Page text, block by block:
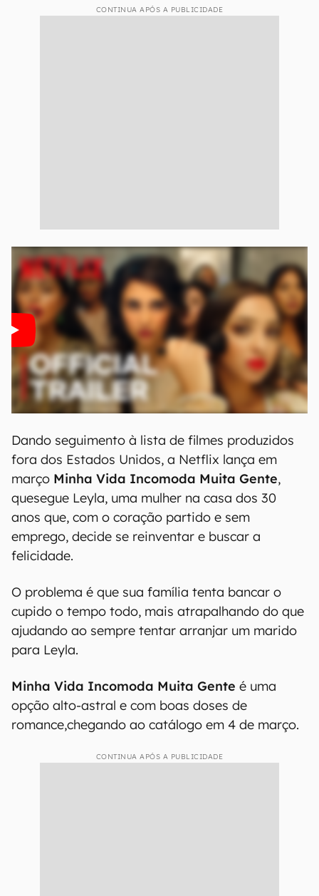
CONTINUA APÓS A PUBLICIDADE
Dando seguimento à lista de filmes produzidos
fora dos Estados Unidos, a Netflix lança em
março Minha Vida Incomoda Muita Gente,
quesegue Leyla, uma mulher na casa dos 30
anos que, com o coração partido e sem
emprego, decide se reinventar e buscar a
felicidade.
O problema é que sua família tenta bancar o
cupido o tempo todo, mais atrapalhando do que
ajudando ao sempre tentar arranjar um marido
para Leyla.
Minha Vida Incomoda Muita Gente é uma
opção alto-astral e com boas doses de
romance,chegando ao catálogo em 4 de março.
CONTINUA APÓS A PUBLICIDADE